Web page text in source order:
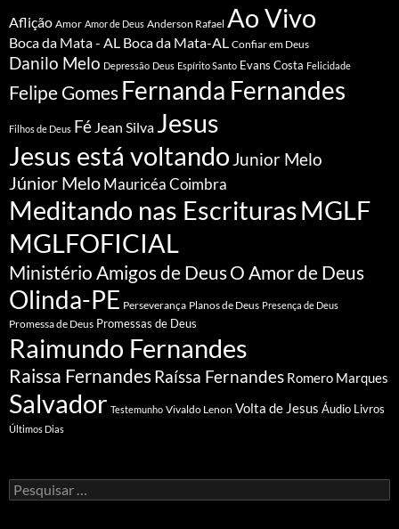
Aflição Amor Amor de Deus Anderson Rafael Ao Vivo
Boca da Mata - AL Boca da Mata-AL Confiar em Deus
Danilo Melo Depressão Deus Espírito Santo Evans Costa Felicidade
Felipe Gomes Fernanda Fernandes
Filhos de Deus Fé Jean Silva Jesus
Jesus está voltando Junior Melo
Júnior Melo Mauricéa Coimbra
Meditando nas EscriturasMGLF
MGLFOFICIAL
Ministério Amigos de DeusO Amor de Deus
Olinda-PE Perseverança Planos de Deus Presença de Deus
Promessa de Deus Promessas de Deus
Raimundo Fernandes
Raissa FernandesRaíssa Fernandes Romero Marques
Salvador Testemunho Vivaldo Lenon Volta de Jesus Áudio Livros
Últimos Dias
Pesquisar
por: